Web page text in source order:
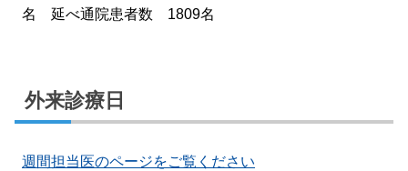
名 延べ通院患者数 1809名
外来診療日
週間担当医のページをご覧ください